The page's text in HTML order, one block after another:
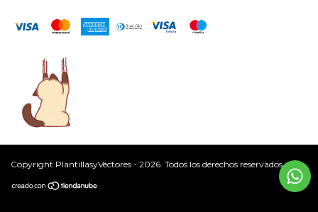
Copyright PlantillasyVectores - 2026. Todos los derechos reservados.